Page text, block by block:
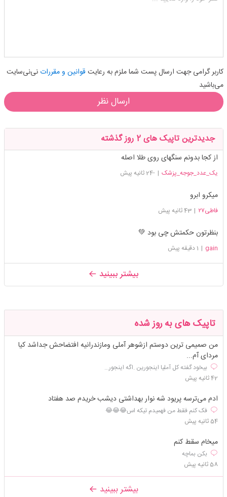
کاربر گرامی جهت ارسال پست شما ملزم به رعایت قوانین و مقرراتنی‌نی‌سایت
می‌باشید
ارسال نظر
جدیدترین تاپیک های 2 روز گذشته
از کجا بدونم سنگهای روی طلا اصله
یک_عدد_جوجه_پزشک | -24 ثانیه پیش
میکرو ابرو
فاطی۲۷ | 43 ثانیه پیش
بنظرتون حکمتش چی بود 💚
gain
| 1 دقیقه پیش
بیشتر ببینید
تاپیک های به روز شده
من صمیمی ترین دوستم ازشوهر آملی ومازندرانیه افتضاحش جداشد کیا
مردای آم...
بیخود گفته کل آملیا اینجورین .اگه اینجور...
42 ثانیه پیش
ادم می‌ترسه پریود شه نوار بهداشتی دیشب خريدم صد هفتاد
فک کنم فقط من فهمیدم تیکه اس😂😂😂
54 ثانیه پیش
میخام سقط کنم
بکن بماچه
58 ثانیه پیش
بیشتر ببینید